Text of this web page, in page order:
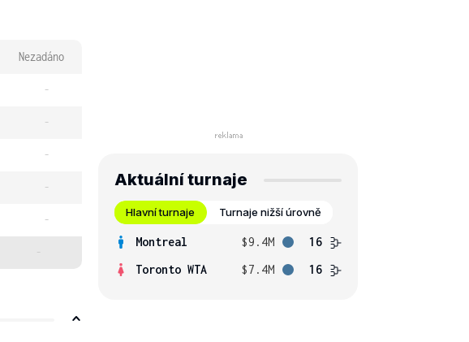
Nezadáno
-
-
-
-
-
-
Aktuální turnaje
Hlavní turnaje Turnaje nižší úrovně
Montreal $9.4M
16
Toronto WTA
$7.4M 16